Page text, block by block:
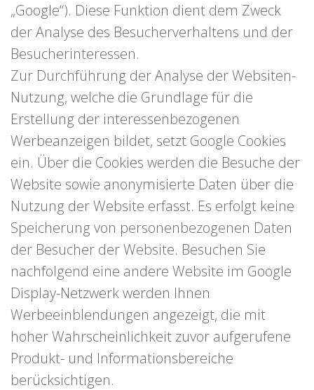
„Google“). Diese Funktion dient dem Zweck
der Analyse des Besucherverhaltens und der
Besucherinteressen.
Zur Durchführung der Analyse der Websiten-
Nutzung, welche die Grundlage für die
Erstellung der interessenbezogenen
Werbeanzeigen bildet, setzt Google Cookies
ein. Über die Cookies werden die Besuche der
Website sowie anonymisierte Daten über die
Nutzung der Website erfasst. Es erfolgt keine
Speicherung von personenbezogenen Daten
der Besucher der Website. Besuchen Sie
nachfolgend eine andere Website im Google
Display-Netzwerk werden Ihnen
Werbeeinblendungen angezeigt, die mit
hoher Wahrscheinlichkeit zuvor aufgerufene
Produkt- und Informationsbereiche
berücksichtigen.